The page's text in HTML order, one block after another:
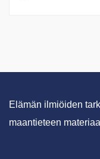
Elämän ilmiöiden
maantieteen